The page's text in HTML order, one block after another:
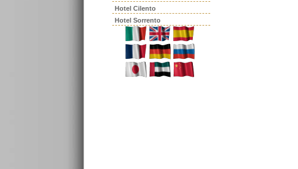
Hotel Cilento
Hotel Sorrento